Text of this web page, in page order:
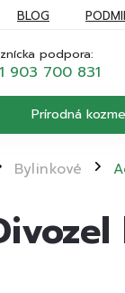
BLOG
podpora:
903 700 831
Prírodná
Bylinkové /